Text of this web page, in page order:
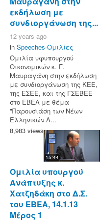
εκδήλωση με
συνδιοργάνωση της...
12 years ago
in Speeches-Ομιλίες
Ομιλία υφυπουργού
Οικονομικών κ. Γ.
Μαυραγάνη στην εκδήλωση
με συνδιοργάνωση της ΚΕΕ,
της ΕΣΕΕ, και της ΓΣΕΒΕΕ
στο ΕΒΕΑ με θέμα
"Παρουσιάση των Νέων
Ελληνικών Λ...
8,983 views
15:44
Ομιλία υπουργού
Ανάπτυξης κ.
Χατζηδάκη στο Δ.Σ.
του ΕΒΕΑ, 14.1.13
Μέρος 1